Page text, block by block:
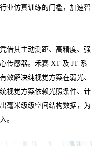
业仿真训练的门槛，加速智
其主动测距、高精度、强
传感器。禾赛 XT 及 JT 系
效解决纯视觉方案在弱光、
视觉方案依赖光照条件、计
毫米级级空间结构数据，为
。